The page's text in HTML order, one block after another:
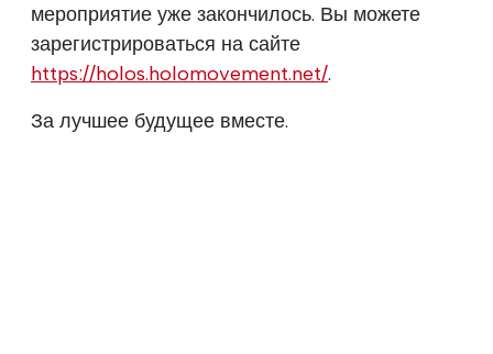
мероприятие уже закончилось. Вы можете
зарегистрироваться на сайте
https://holos.holomovement.net/.
За лучшее будущее вместе.